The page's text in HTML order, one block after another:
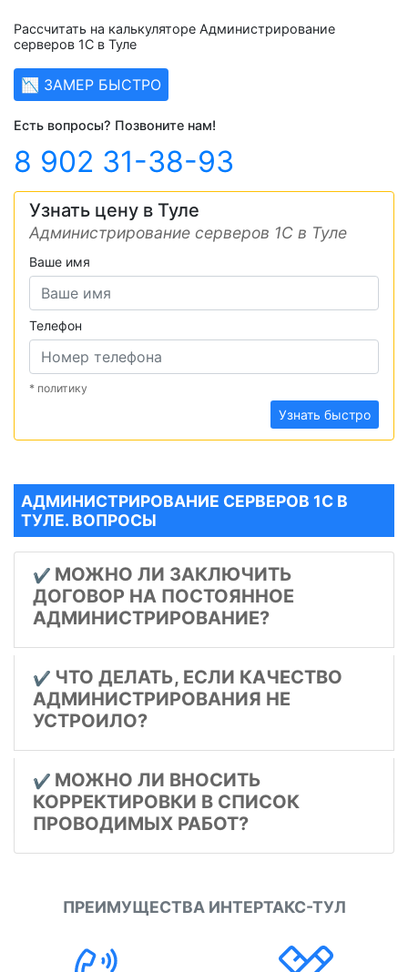
Рассчитать на калькуляторе Администрирование
серверов 1С в Туле
📉 ЗАМЕР БЫСТРО
Есть вопросы? Позвоните нам!
8 902 31-38-93
Узнать цену в Туле
Администрирование серверов 1С в Туле
Ваше имя
Телефон
* политику
Узнать быстро
АДМИНИСТРИРОВАНИЕ СЕРВЕРОВ 1С В
ТУЛЕ. ВОПРОСЫ
✔️ МОЖНО ЛИ ЗАКЛЮЧИТЬ
ДОГОВОР НА ПОСТОЯННОЕ
АДМИНИСТРИРОВАНИЕ?
✔️ ЧТО ДЕЛАТЬ, ЕСЛИ КАЧЕСТВО
АДМИНИСТРИРОВАНИЯ НЕ
УСТРОИЛО?
✔️ МОЖНО ЛИ ВНОСИТЬ
КОРРЕКТИРОВКИ В СПИСОК
ПРОВОДИМЫХ РАБОТ?
ПРЕИМУЩЕСТВА ИНТЕРТАКС-ТУЛ